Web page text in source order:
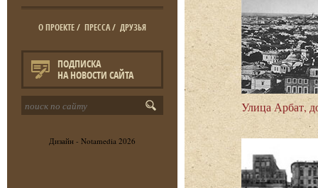
О ПРОЕКТЕ/ ПРЕССА/ ДРУЗЬЯ
ПОДПИСКА
НА НОВОСТИ САЙТА
Дизайн - Notamedia 2026
Улица Арбат,